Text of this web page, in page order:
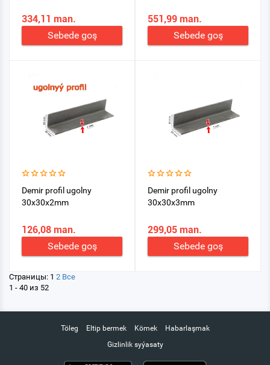
334,11 man.
Sebede goş
551,99 man.
Sebede goş
Demir profil ugolny
30x30x2mm
126,08 man.
Sebede goş
Demir profil ugolny
30x30x3mm
299,05 man.
Sebede goş
Страницы: 1 2 Все
1 - 40 из 52
Töleg Eltip bermek Kömek
Habarlaşmak
Gizlinlik syýasaty